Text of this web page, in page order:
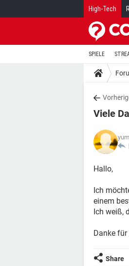
High-Tech
SPIELE
Viele
Hallo,
Ich
einem
Ich weiß,
Danke
Share